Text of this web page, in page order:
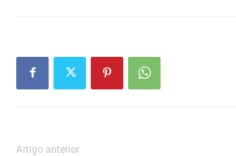
Artigo anterior